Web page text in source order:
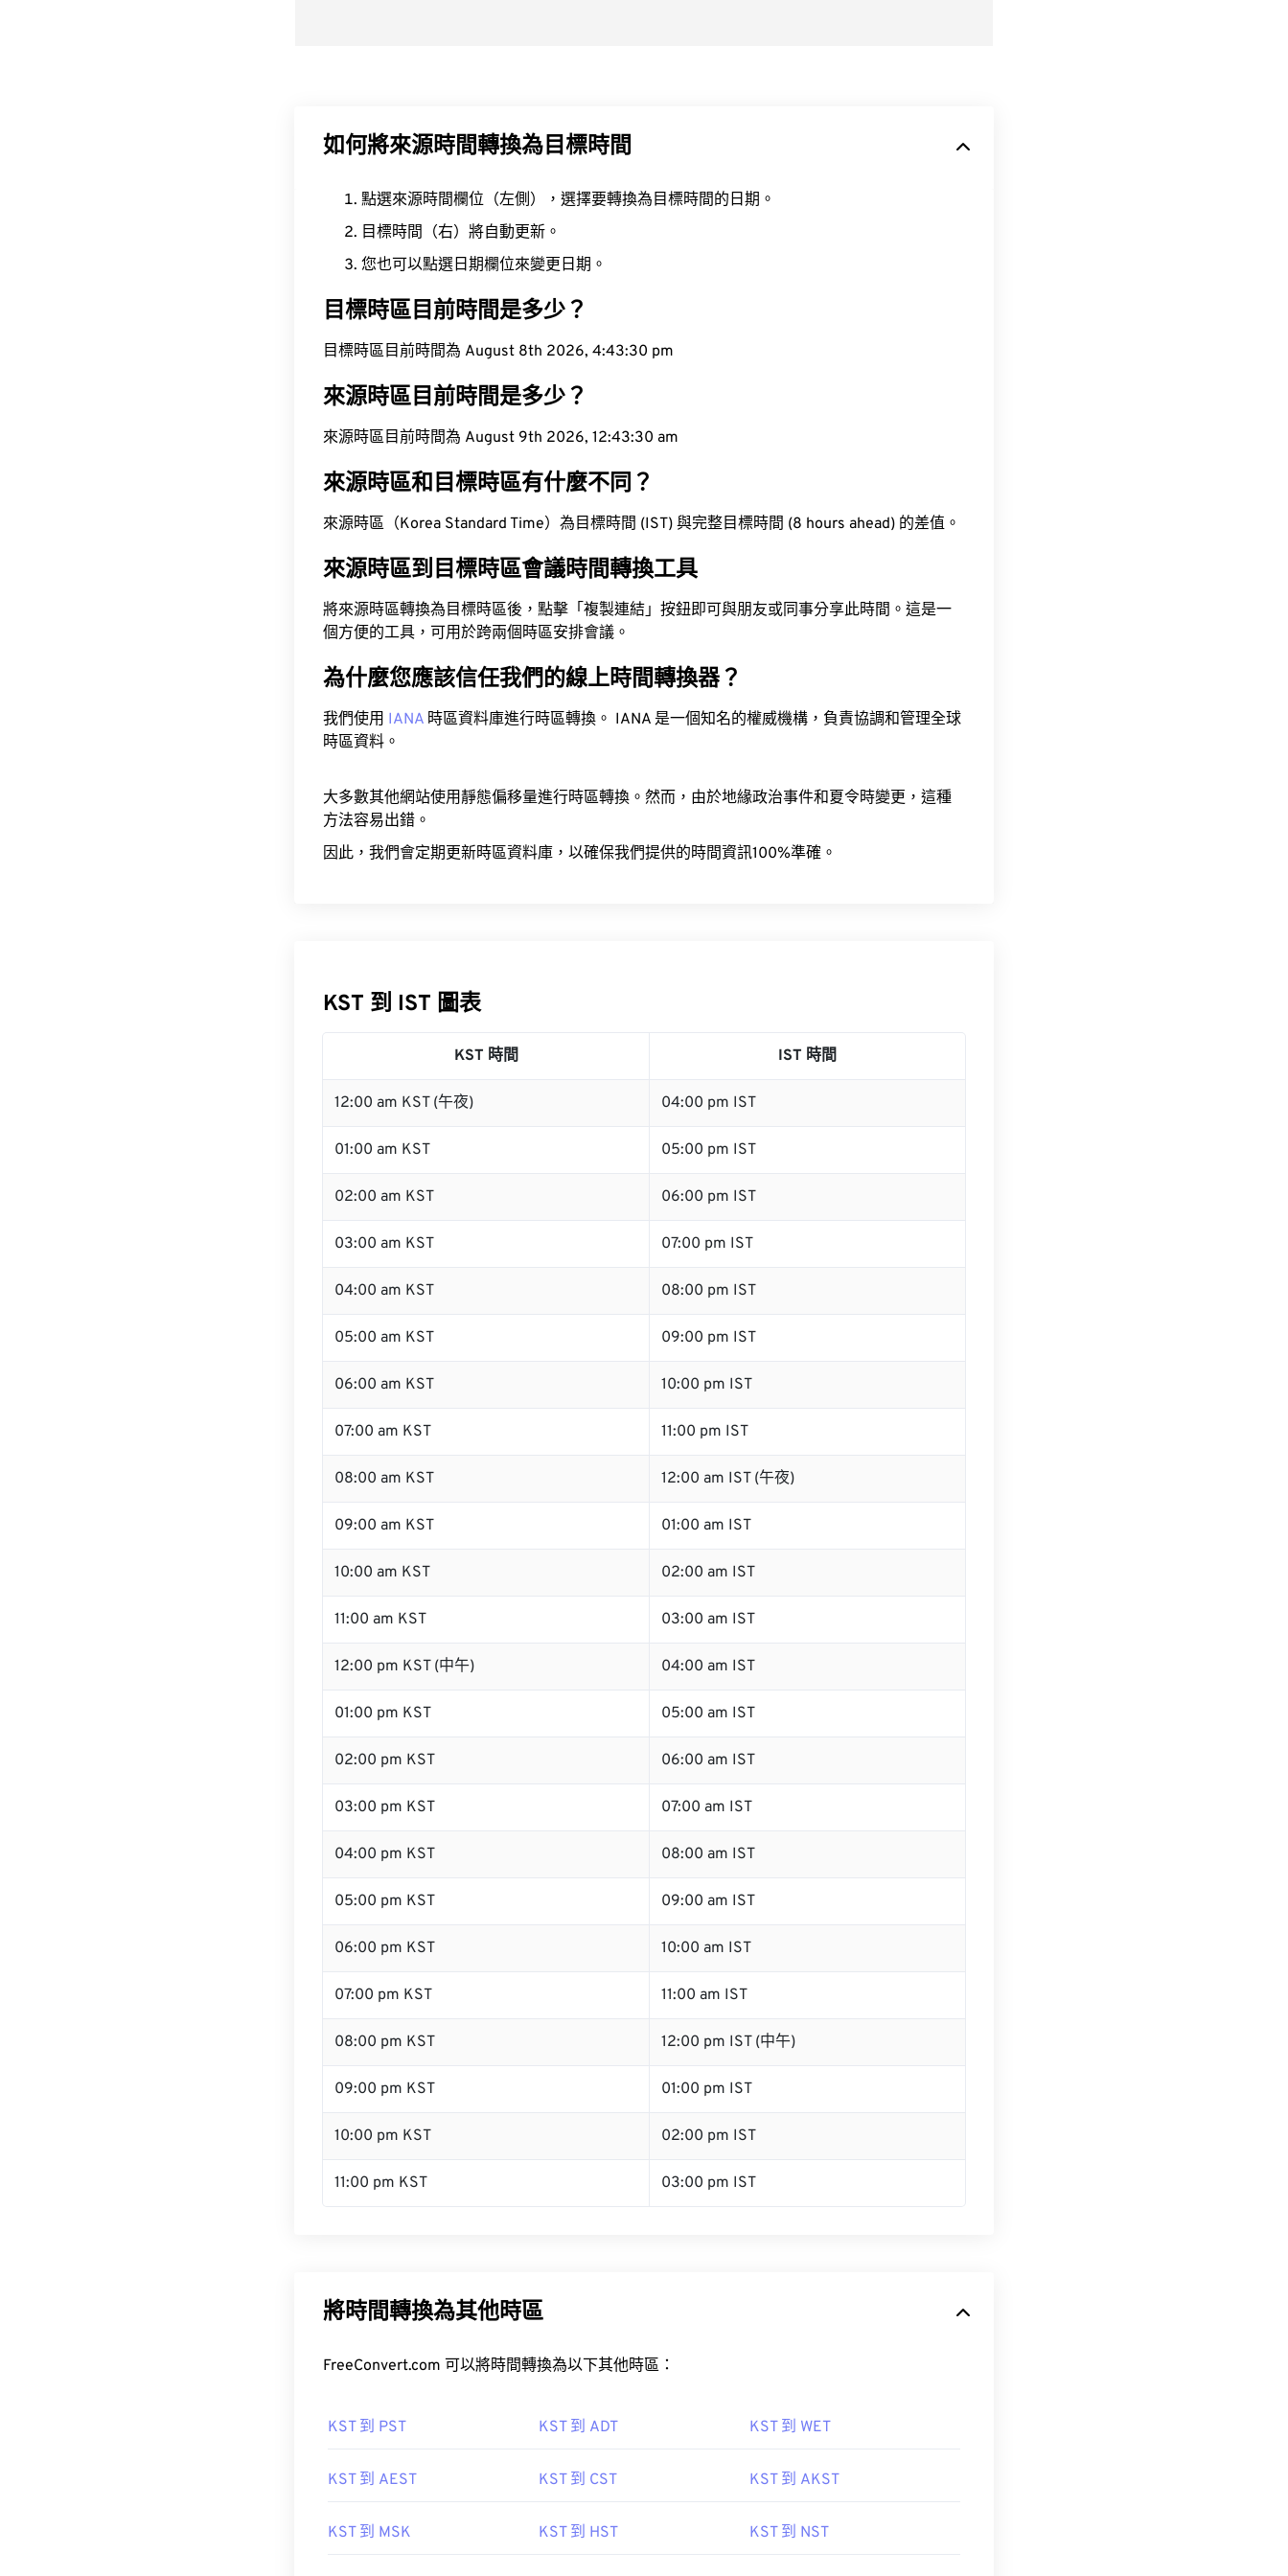
如何將來源時間轉換為目標時間
點選來源時間欄位（左側），選擇要轉換為目標時間的日期。
目標時間（右）將自動更新。
您也可以點選日期欄位來變更日期。
目標時區目前時間是多少？
目標時區目前時間為 August 8th 2026, 4:43:31 pm
來源時區目前時間是多少？
來源時區目前時間為 August 9th 2026, 12:43:31 am
來源時區和目標時區有什麼不同？
來源時區（Korea Standard Time）為目標時間 (IST) 與完整目標時間 (8 hours ahead) 的差值。
來源時區到目標時區會議時間轉換工具
將來源時區轉換為目標時區後，點擊「複製連結」按鈕即可與朋友或同事分享此時間。這是一
個方便的工具，可用於跨兩個時區安排會議。
為什麼您應該信任我們的線上時間轉換器？
我們使用 IANA 時區資料庫進行時區轉換。 IANA 是一個知名的權威機構，負責協調和管理全球
時區資料。
大多數其他網站使用靜態偏移量進行時區轉換。然而，由於地緣政治事件和夏令時變更，這種
方法容易出錯。
因此，我們會定期更新時區資料庫，以確保我們提供的時間資訊100%準確。
KST 到 IST 圖表
KST 時間 IST 時間
12:00 am KST (午夜) 04:00 pm IST
01:00 am KST 05:00 pm IST
02:00 am KST 06:00 pm IST
03:00 am KST 07:00 pm IST
04:00 am KST 08:00 pm IST
05:00 am KST 09:00 pm IST
06:00 am KST 10:00 pm IST
07:00 am KST 11:00 pm IST
08:00 am KST 12:00 am IST (午夜)
09:00 am KST 01:00 am IST
10:00 am KST 02:00 am IST
11:00 am KST 03:00 am IST
12:00 pm KST (中午) 04:00 am IST
01:00 pm KST 05:00 am IST
02:00 pm KST 06:00 am IST
03:00 pm KST 07:00 am IST
04:00 pm KST 08:00 am IST
05:00 pm KST 09:00 am IST
06:00 pm KST 10:00 am IST
07:00 pm KST 11:00 am IST
08:00 pm KST 12:00 pm IST (中午)
09:00 pm KST 01:00 pm IST
10:00 pm KST 02:00 pm IST
11:00 pm KST 03:00 pm IST
將時間轉換為其他時區
FreeConvert.com 可以將時間轉換為以下其他時區：
KST 到 PST KST 到 ADT KST 到 WET
KST 到 AEST KST 到 CST KST 到 AKST
KST 到 MSK KST 到 HST KST 到 NST